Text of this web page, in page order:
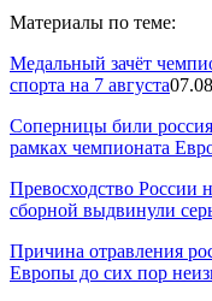
Материалы по теме:
Медальный зачёт
спорта на 7 августа
Соперницы били
рамках чемпионата
Превосходство России
сборной выдвинули
Причина отравления
Европы до сих пор